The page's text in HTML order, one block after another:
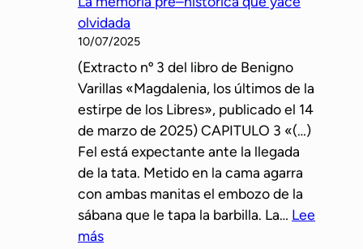
t
S
i
b
i
l
a
o
r
t
u
a
l
a
l
a
olvidada
10/07/2025
(Extracto nº 3 del libro de Benigno
Varillas «Magdalenia, los últimos de la
estirpe de los Libres», publicado el 14
de marzo de 2025) CAPITULO 3 «(…)
Fel está expectante ante la llegada
de la tata. Metido en la cama agarra
con ambas manitas el embozo de la
sábana que le tapa la barbilla. La… Lee
más: